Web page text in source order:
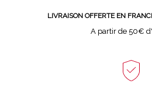
LIVRAISON OFFERTE EN
A partir de 50€